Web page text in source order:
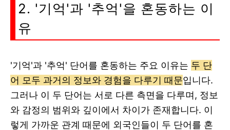
2. '기억'과 '추억'을 혼동하는 이
유
'기억'과 '추억' 단어를 혼동하는 주요 이유는 두 단
어 모두 과거의 정보와 경험을 다루기 때문입니다.
그러나 이 두 단어는 서로 다른 측면을 다루며, 정보
와 감정의 범위와 깊이에서 차이가 존재합니다. 이
렇게 가까운 관계 때문에 외국인들이 두 단어를 혼